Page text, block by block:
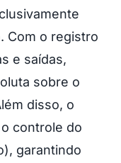
Com o registro
e saídas,
sobre o
disso, o
controle do
garantindo